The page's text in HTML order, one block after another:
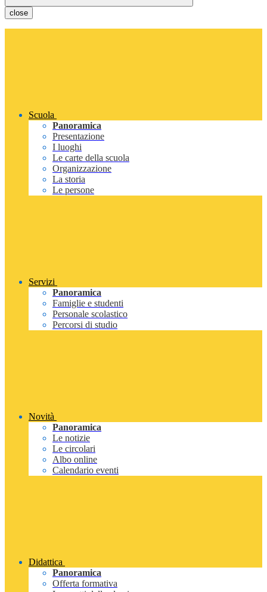
close
Scuola
Panoramica
Presentazione
I luoghi
Le carte della scuola
Organizzazione
La storia
Le persone
Servizi
Panoramica
Famiglie e studenti
Personale scolastico
Percorsi di studio
Novità
Panoramica
Le notizie
Le circolari
Albo online
Calendario eventi
Didattica
Panoramica
Offerta formativa